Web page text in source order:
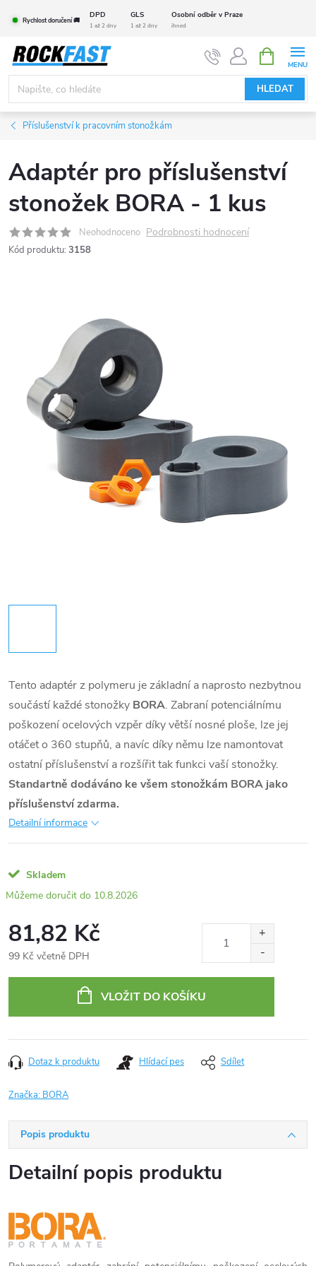
obsah
Rychlost doručení 🚚
DPD GLS Osobní odběr v Praze
1 až 2 dny 1 až 2 dny ihned
HLEDAT
NÁKUPNÍ
KOŠÍK
Příslušenství k pracovním stonožkám
Adaptér pro příslušenství
stonožek BORA - 1 kus
Neohodnoceno Podrobnosti hodnocení
Kód produktu: 3158
Tento adaptér z polymeru je základní a naprosto nezbytnou
součástí každé stonožky BORA. Zabraní potenciálnímu
poškození ocelových vzpěr díky větší nosné ploše, lze jej
otáčet o 360 stupňů, a navíc díky němu lze namontovat
ostatní příslušenství a rozšířit tak funkci vaší stonožky.
Standartně dodáváno ke všem stonožkám BORA jako
příslušenství zdarma.
Detailní informace
Skladem
10.8.2026
81,82 Kč
99 Kč včetně DPH
VLOŽIT DO KOŠÍKU
Dotaz k produktu Hlídací pes Sdílet
Značka: BORA
Popis produktu
Detailní popis produktu